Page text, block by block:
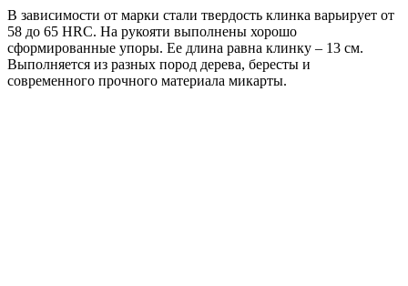
В зависимости от марки стали твердость клинка варьирует от
58 до 65 HRC. На рукояти выполнены хорошо
сформированные упоры. Ее длина равна клинку – 13 см.
Выполняется из разных пород дерева, бересты и
современного прочного материала микарты.